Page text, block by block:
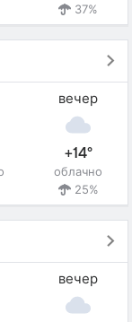
37%
вечер
+14°
облачно
25%
вечер